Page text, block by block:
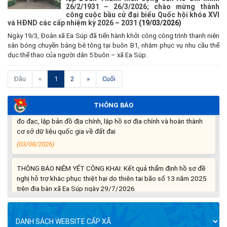
26/2/1931 – 26/3/2026; chào mừng thành
công cuộc bầu cử đại biểu Quốc hội khóa XVI
và HĐND các cấp nhiệm kỳ 2026 – 2031 (19/03/2026)
Ngày 19/3, Đoàn xã Ea Súp đã tiến hành khởi công công trình thanh niên
sân bóng chuyền bằng bê tông tại buôn B1, nhằm phục vụ nhu cầu thể
dục thể thao của người dân 5 buôn – xã Ea Súp.
Đầu « 1 (current)
2 » Cuối
THÔNG BÁO
Ea Súp để giám định AND
(06/08/2026)
Thông báo nghiêm cấm sử dụng đất với khu vực Quy hoạch
cấp đất sản xuất cho các hộ nghèo, cận nghèo thiếu đất sản
(06/08/2026)
THÔNG BÁO: Cảnh báo thủ đoạn lừa đảo thông qua công tác
đo đạc, lập bản đồ địa chính, lập hồ sơ địa chính và hoàn thành
cơ sở dữ liệu quốc gia về đất đai
THÔNG BÁO NIÊM YẾT CÔNG KHAI: Kết quả thẩm định hồ sơ đề
nghị hỗ trợ khắc phục thiệt hại do thiên tai bão số 13 năm 2025
trên địa bàn xã Ea Súp ngày 29/7/2026
THÔNG BÁO: Về việc tổ chức khám sức khỏe định kỳ, khám